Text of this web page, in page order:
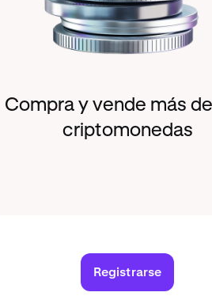
Compra y vende más
criptomonedas
Registrarse